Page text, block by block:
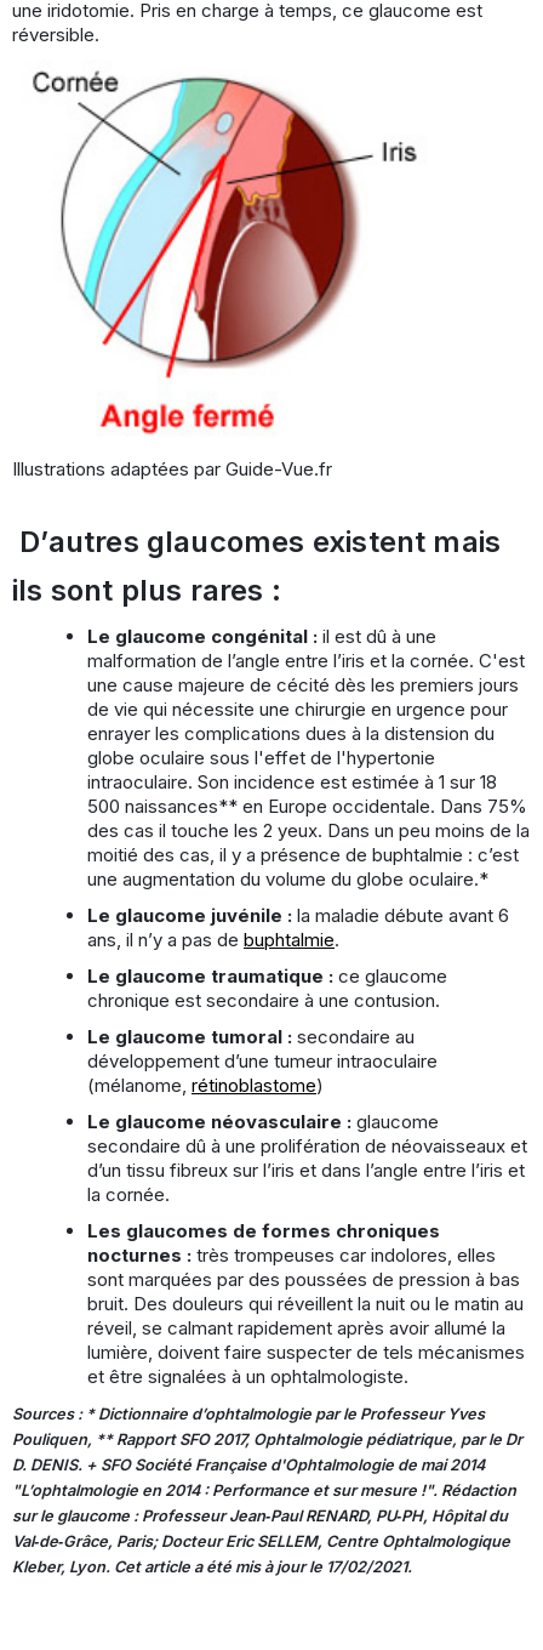
une iridotomie. Pris en charge à temps, ce glaucome est
réversible.
Illustrations adaptées par Guide-Vue.fr
D’autres glaucomes existent mais
ils sont plus rares :
Le glaucome congénital : il est dû à une
malformation de l’angle entre l’iris et la cornée. C'est
une cause majeure de cécité dès les premiers jours
de vie qui nécessite une chirurgie en urgence pour
enrayer les complications dues à la distension du
globe oculaire sous l'effet de l'hypertonie
intraoculaire. Son incidence est estimée à 1 sur 18
500 naissances** en Europe occidentale. Dans 75%
des cas il touche les 2 yeux. Dans un peu moins de la
moitié des cas, il y a présence de buphtalmie : c’est
une augmentation du volume du globe oculaire.*
Le glaucome juvénile : la maladie débute avant 6
ans, il n’y a pas de buphtalmie.
Le glaucome traumatique : ce glaucome
chronique est secondaire à une contusion.
Le glaucome tumoral : secondaire au
développement d’une tumeur intraoculaire
(mélanome, rétinoblastome)
Le glaucome néovasculaire : glaucome
secondaire dû à une prolifération de néovaisseaux et
d’un tissu fibreux sur l’iris et dans l’angle entre l’iris et
la cornée.
Les glaucomes de formes chroniques
nocturnes : très trompeuses car indolores, elles
sont marquées par des poussées de pression à bas
bruit. Des douleurs qui réveillent la nuit ou le matin au
réveil, se calmant rapidement après avoir allumé la
lumière, doivent faire suspecter de tels mécanismes
et être signalées à un ophtalmologiste.
Sources : * Dictionnaire d’ophtalmologie par le Professeur Yves
Pouliquen, ** Rapport SFO 2017, Ophtalmologie pédiatrique, par le Dr
D. DENIS. + SFO Société Française d'Ophtalmologie de mai 2014
"L’ophtalmologie en 2014 : Performance et sur mesure !". Rédaction
sur le glaucome : Professeur Jean‐Paul RENARD, PU‐PH, Hôpital du
Val‐de‐Grâce, Paris; Docteur Eric SELLEM, Centre Ophtalmologique
Kleber, Lyon. Cet article a été mis à jour le 17/02/2021.